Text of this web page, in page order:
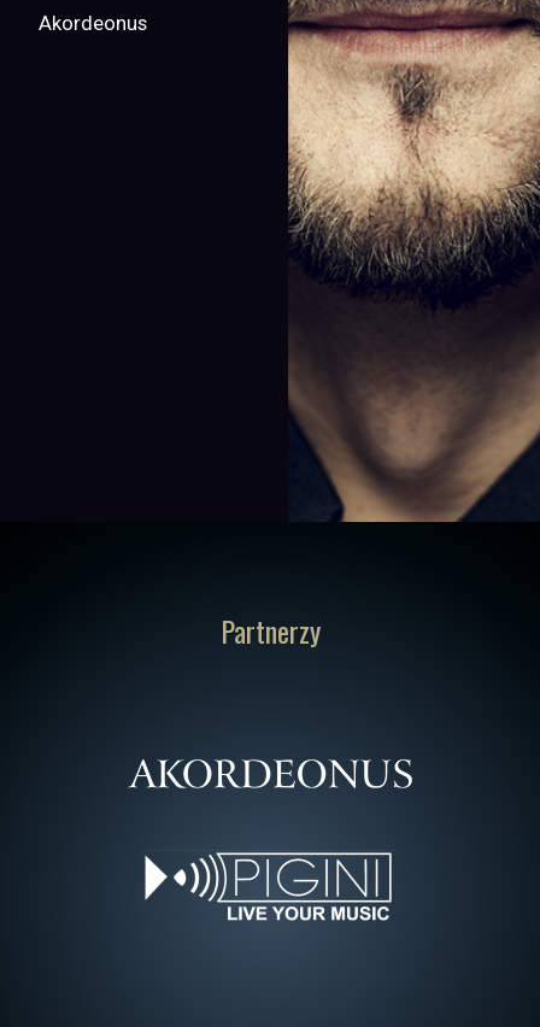
Akordeonus
Partnerzy